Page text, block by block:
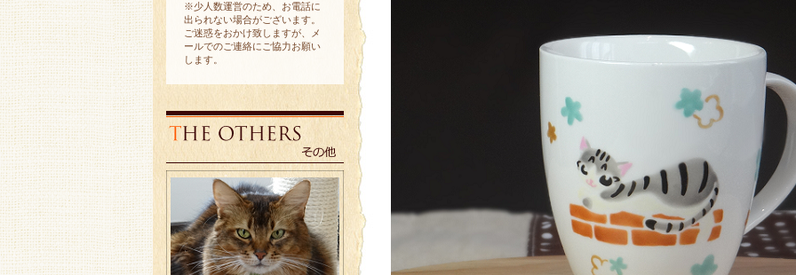
※少人数運営のため、お電話に
出られない場合がございます。
ご迷惑をおかけ致しますが、メ
ールでのご連絡にご協力お願い
します。